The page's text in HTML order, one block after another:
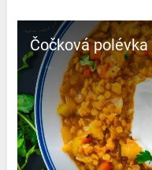
Čočková polévka